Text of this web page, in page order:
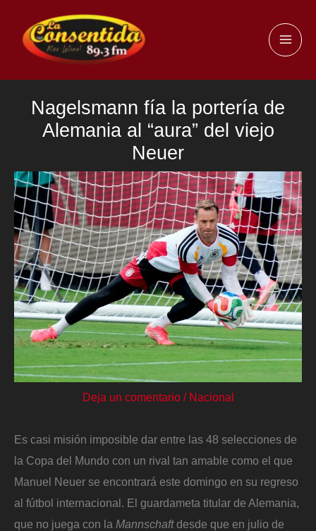
contenido
Nagelsmann fía la portería de
Alemania al “aura” del viejo
Neuer
Deja un comentario / Nacional
Es casi misión imposible dar entre las 48 selecciones de
la Copa del Mundo con un rival tan amable como el que
Manuel Neuer se encontrará este domingo en su regreso
al fútbol internacional. El guardameta titular de Alemania,
que no juega con la Mannschaftdesde que en julio de